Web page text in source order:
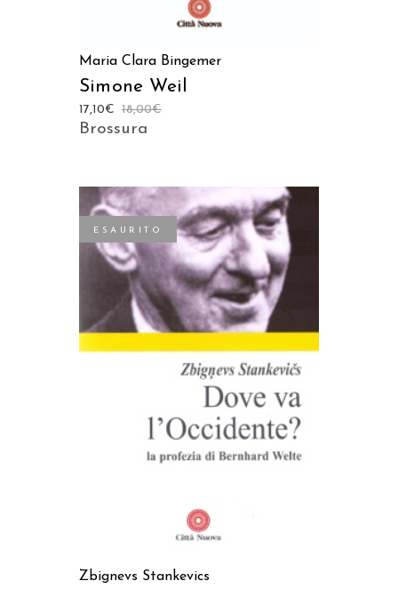
Maria Clara Bingemer
Simone Weil
18,00€
17,10€
Brossura
ESAURITO
LEGGI TUTTO
Zbignevs Stankevics